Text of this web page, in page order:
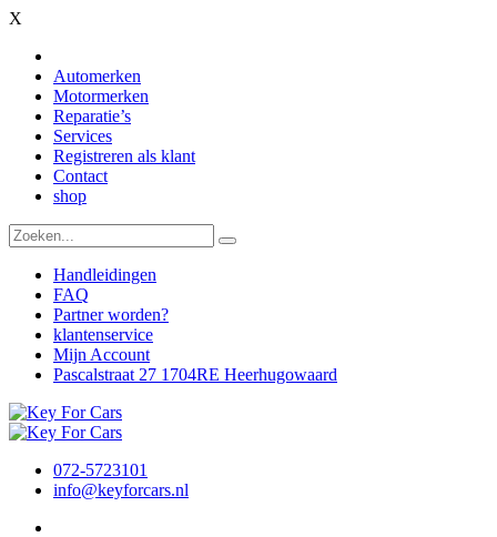
X
Automerken
Motormerken
Reparatie’s
Services
Registreren als klant
Contact
shop
Handleidingen
FAQ
Partner worden?
klantenservice
Mijn Account
Pascalstraat 27 1704RE Heerhugowaard
072-5723101
info@keyforcars.nl